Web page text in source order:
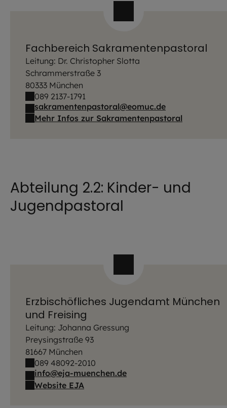
Fachbereich Sakramentenpastoral
Leitung: Dr. Christopher Slotta
Schrammerstraße 3
80333 München
089 2137-1791
sakramentenpastoral@eomuc.de
Mehr Infos zur Sakramentenpastoral
Abteilung 2.2: Kinder- und
Jugendpastoral
Erzbischöfliches Jugendamt München
und Freising
Leitung: Johanna Gressung
Preysingstraße 93
81667 München
089 48092-2010
info@eja-muenchen.de
Website EJA